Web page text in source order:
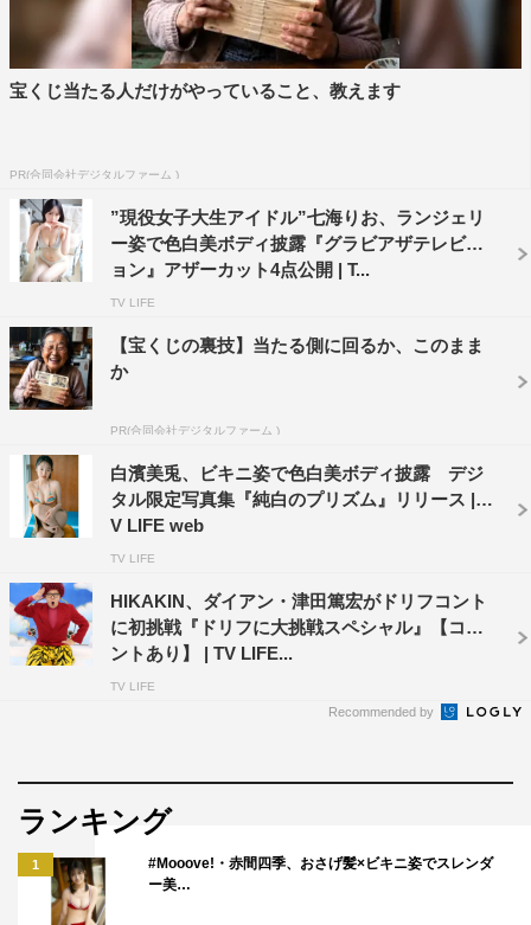
宝くじ当たる人だけがやっていること、教えます
PR(合同会社デジタルファーム )
”現役女子大生アイドル”七海りお、ランジェリ
ー姿で色白美ボディ披露『グラビアザテレビジ
ョン』アザーカット4点公開 | T...
TV LIFE
【宝くじの裏技】当たる側に回るか、このまま
か
PR(合同会社デジタルファーム )
白濱美兎、ビキニ姿で色白美ボディ披露 デジ
タル限定写真集『純白のプリズム』リリース | T
V LIFE web
TV LIFE
HIKAKIN、ダイアン・津田篤宏がドリフコント
に初挑戦『ドリフに大挑戦スペシャル』【コメ
ントあり】 | TV LIFE...
TV LIFE
Recommended by
ランキング
1
#Mooove!・赤間四季、おさげ髪×ビキニ姿でスレンダ
ー美…